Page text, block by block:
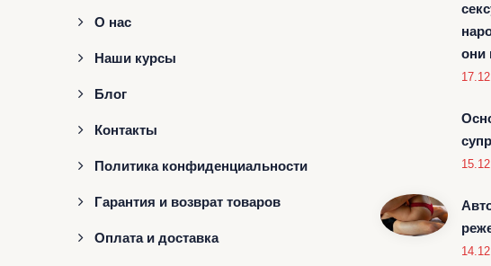
О нас
Наши курсы
Блог
Контакты
Политика конфиденциальности
Гарантия и возврат товаров
Оплата и доставка
они